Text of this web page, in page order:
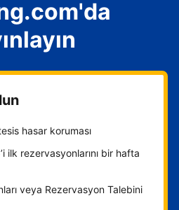
tesisinizi
hasar koruması
ilk rezervasyonlarını bir hafta
veya Rezervasyon Talebini